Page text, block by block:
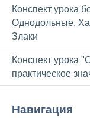
Конспект урока
Однодольные.
Злаки
Конспект урока
практическое
Навигация